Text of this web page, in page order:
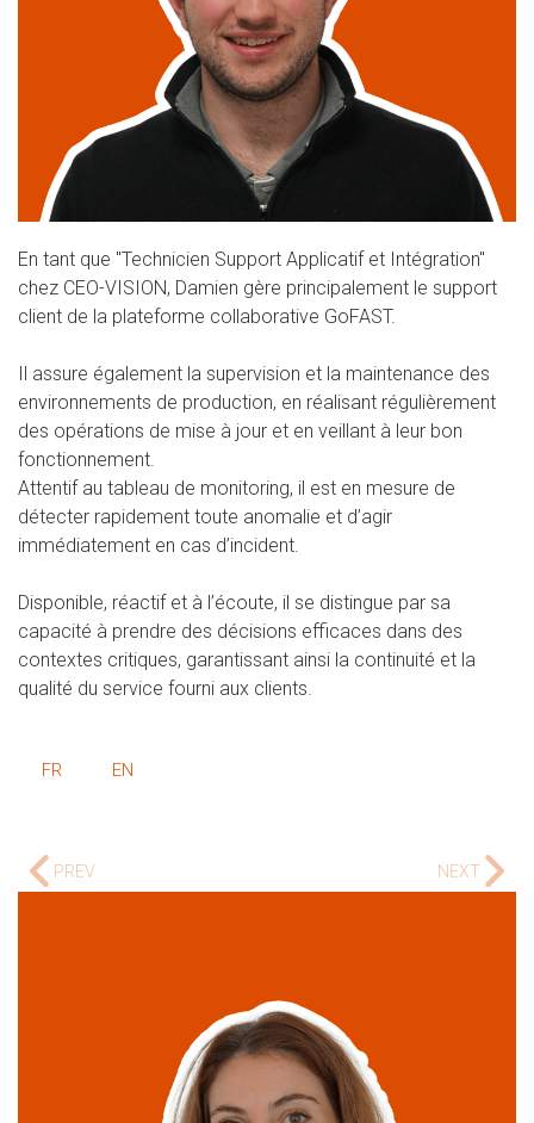
En tant que "Technicien Support Applicatif et Intégration"
chez CEO-VISION, Damien gère principalement le support
client de la plateforme collaborative GoFAST.
Il assure également la supervision et la maintenance des
environnements de production, en réalisant régulièrement
des opérations de mise à jour et en veillant à leur bon
fonctionnement.
Attentif au tableau de monitoring, il est en mesure de
détecter rapidement toute anomalie et d’agir
immédiatement en cas d’incident.
Disponible, réactif et à l’écoute, il se distingue par sa
capacité à prendre des décisions efficaces dans des
contextes critiques, garantissant ainsi la continuité et la
qualité du service fourni aux clients.
FR EN
PREV NEXT